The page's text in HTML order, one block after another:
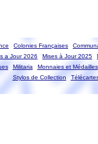
Colonies Françaises
a Jour 2026 Mises à Jour 2025
Militaria
Monnaies et Médailles
Stylos de Collection